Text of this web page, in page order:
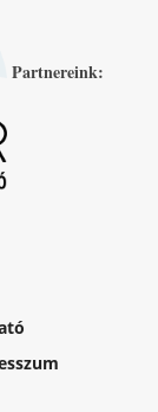
Partnereink: